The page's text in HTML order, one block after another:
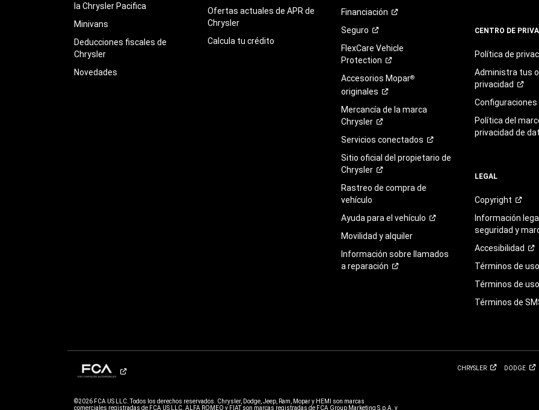
la Chrysler Pacifica
Minivans
Deducciones fiscales de
Chrysler
Novedades
Ofertas actuales de APR de
Chrysler
Calcula tu crédito
Financiación
Seguro
FlexCare Vehicle
Protection
Accesorios Mopar®
originales
Mercancía de la marca
Chrysler
Servicios conectados
Sitio oficial del propietario de
Chrysler
Rastreo de compra de
vehículo
Ayuda para el vehículo
Movilidad y alquiler
Información sobre llamados
a reparación
CENTRO DE
Política de
Administra tus
privacidad
Configuraciones
Política del
privacidad de
LEGAL
Copyright
Información
seguridad y
Accesibilidad
Términos deuso
Términos de
Términos de
CHRYSLER DODGE
©2026 FCA US LLC. Todos los derechos reservados. Chrysler, Dodge, Jeep, Ram, Mopar y HEMI son marcas
comerciales registradas de FCA US LLC. ALFA ROMEO y FIAT son marcas registradas de FCA Group Marketing S.p.A. y